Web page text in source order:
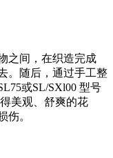
之间，在织造完成
。随后，通过手工整
或SL/SXl00 型号
美观、舒爽的花
伤。